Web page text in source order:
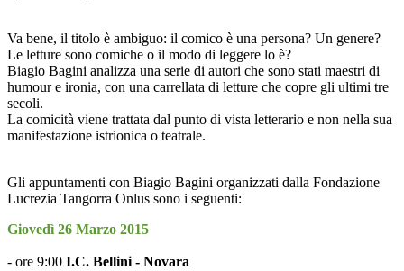
Va bene, il titolo è ambiguo: il comico è una persona? Un genere?
Le letture sono comiche o il modo di leggere lo è?
Biagio Bagini analizza una serie di autori che sono stati maestri di
humour e ironia, con una carrellata di letture che copre gli ultimi tre
secoli.
La comicità viene trattata dal punto di vista letterario e non nella sua
manifestazione istrionica o teatrale.
Gli appuntamenti con Biagio Bagini organizzati dalla Fondazione
Lucrezia Tangorra Onlus sono i seguenti:
Giovedì 26 Marzo 2015
- ore 9:00 I.C. Bellini - Novara